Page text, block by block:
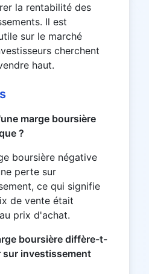
la rentabilité des
Il est
sur le marché
cherchent
haut.
marge boursière
?
boursière négative
perte sur
ce qui signifie
de vente était
prix d'achat.
boursière diffère-t-
sur investissement